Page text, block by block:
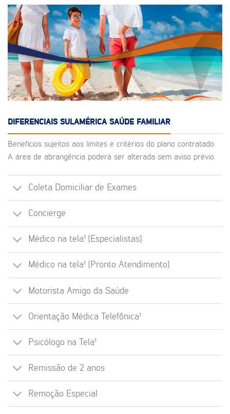
DIFERENCIAIS SULAMÉRICA SAÚDE FAMILIAR
Benefícios sujeitos aos limites e critérios do plano contratado.
A área de abrangência poderá ser alterada sem aviso prévio.
Coleta Domiciliar de Exames
Concierge
Médico na tela¹ (Especialistas)
Médico na tela¹ (Pronto Atendimento)
Motorista Amigo da Saúde
Orientação Médica Telefônica¹
Psicólogo na Tela¹
Remissão de 2 anos
Remoção Especial